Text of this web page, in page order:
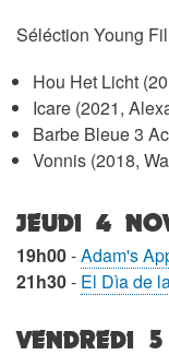
Séléction Young
Hou Het Licht
Icare (2021,
Barbe Bleue 3
Vonnis (2018,
JEUDI 4
19h00-Adam's
21h30- El Dìa de
VENDREDI